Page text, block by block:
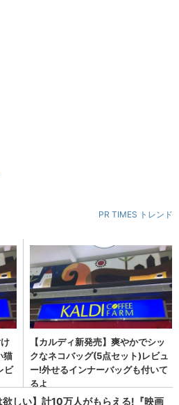
PR TIMES トレンド